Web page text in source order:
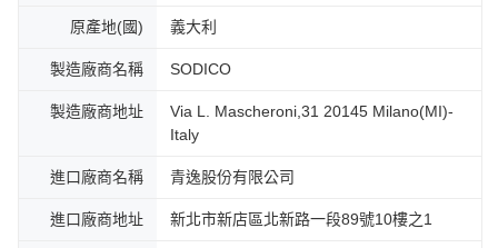
原產地(國) 義大利
製造廠商名稱 SODICO
製造廠商地址
Via L. Mascheroni,31 20145 Milano(MI)-
Italy
進口廠商名稱 青逸股份有限公司
進口廠商地址 新北市新店區北新路一段89號10樓之1